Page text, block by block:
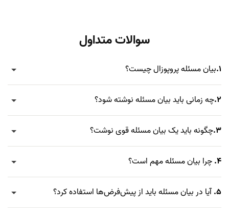
سوالات متداول
1. بیان مسئله پروپوزال چیست؟
2.چه زمانی باید بیان مسئله نوشته شود؟
3.چگونه باید یک بیان مسئله قوی نوشت؟
4. چرا بیان مسئله مهم است؟
5. آیا در بیان مسئله باید از پیش‌فرض‌ها استفاده کرد؟